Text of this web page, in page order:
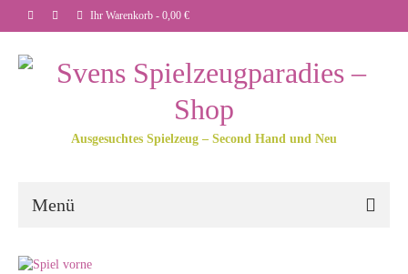
Ihr Warenkorb - 0,00 €
Ausgesuchtes Spielzeug – Second Hand und Neu
Menü